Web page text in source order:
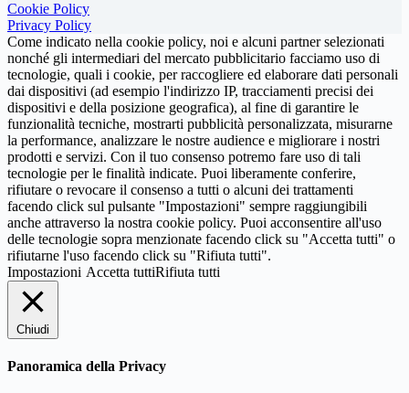
Cookie Policy
Privacy Policy
Come indicato nella cookie policy, noi e alcuni partner selezionati
nonché gli intermediari del mercato pubblicitario facciamo uso di
tecnologie, quali i cookie, per raccogliere ed elaborare dati personali
dai dispositivi (ad esempio l'indirizzo IP, tracciamenti precisi dei
dispositivi e della posizione geografica), al fine di garantire le
funzionalità tecniche, mostrarti pubblicità personalizzata, misurarne
la performance, analizzare le nostre audience e migliorare i nostri
prodotti e servizi. Con il tuo consenso potremo fare uso di tali
tecnologie per le finalità indicate. Puoi liberamente conferire,
rifiutare o revocare il consenso a tutti o alcuni dei trattamenti
facendo click sul pulsante "Impostazioni" sempre raggiungibili
anche attraverso la nostra cookie policy. Puoi acconsentire all'uso
delle tecnologie sopra menzionate facendo click su "Accetta tutti" o
rifiutarne l'uso facendo click su "Rifiuta tutti".
Impostazioni Accetta tuttiRifiuta tutti
Chiudi
Panoramica della Privacy